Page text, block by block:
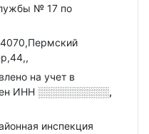
№ 17 по
на учет в
ИНН ░░░░░░░░░░,
инспекция